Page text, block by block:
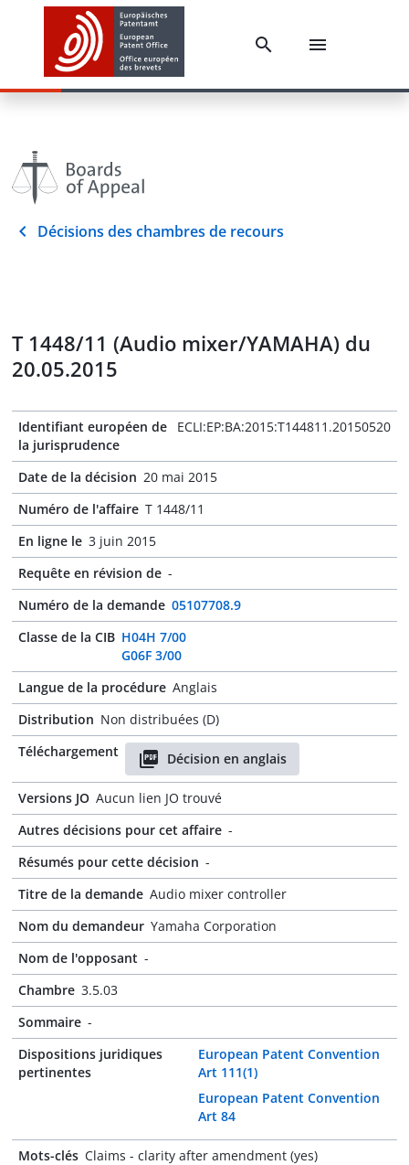
Décisions des chambres de recours
T 1448/11 (Audio mixer/YAMAHA) du
20.05.2015
Identifiant européen de
la jurisprudence
ECLI:EP:BA:2015:T144811.20150520
Date de la décision 20 mai 2015
Numéro de l'affaire T 1448/11
En ligne le 3 juin 2015
Requête en révision de -
Numéro de la demande 05107708.9
Classe de la CIB H04H 7/00
G06F 3/00
Langue de la procédure Anglais
Distribution Non distribuées (D)
Téléchargement
Décision en anglais
Versions JO Aucun lien JO trouvé
Autres décisions pour cet affaire -
Résumés pour cette décision -
Titre de la demande Audio mixer controller
Nom du demandeur Yamaha Corporation
Nom de l'opposant -
Chambre 3.5.03
Sommaire -
Dispositions juridiques
pertinentes
European Patent Convention
Art 111(1)
European Patent Convention
Art 84
Mots-clés Claims - clarity after amendment (yes)